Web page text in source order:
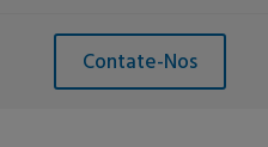
Contate-Nos